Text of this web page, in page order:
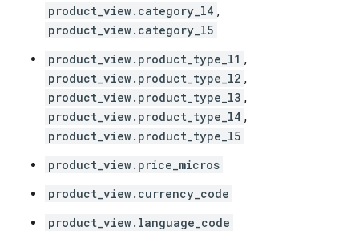
product_view.category_l4 ,
product_view.category_l5
product_view.product_type_l1 ,
product_view.product_type_l2 ,
product_view.product_type_l3 ,
product_view.product_type_l4 ,
product_view.product_type_l5
product_view.price_micros
product_view.currency_code
product_view.language_code